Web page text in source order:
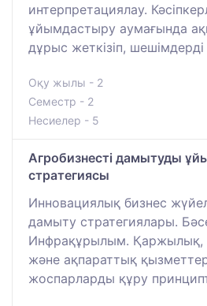
интерпретациялау.
ұйымдастыру аумағында
дұрыс жеткізіп,
Оқу жылы - 2
Семестр - 2
Несиелер - 5
Агробизнесті дамытуды
стратегиясы
Инновациялық бизнес
дамыту стратегиялары.
Инфрақұрылым. Қаржылық,
және ақпараттық
жоспарларды құру